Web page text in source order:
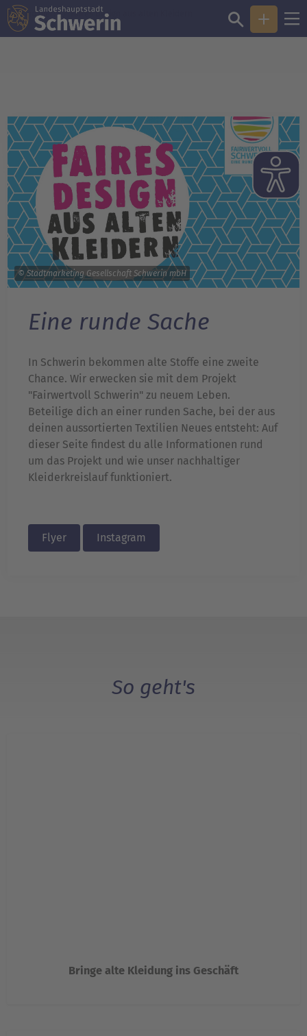
Sie sind hier: Faires Design aus alten Kleidern
© Stadtmarketing Gesellschaft Schwerin mbH
Eine runde Sache
In Schwerin bekommen alte Stoffe eine zweite
Chance. Wir erwecken sie mit dem Projekt
"Fairwertvoll Schwerin" zu neuem Leben.
Beteilige dich an einer runden Sache, bei der aus
deinen aussortierten Textilien Neues entsteht: Auf
dieser Seite findest du alle Informationen rund
um das Projekt und wie unser nachhaltiger
Kleiderkreislauf funktioniert.
Flyer Instagram
So geht's
Bringe alte Kleidung ins Geschäft